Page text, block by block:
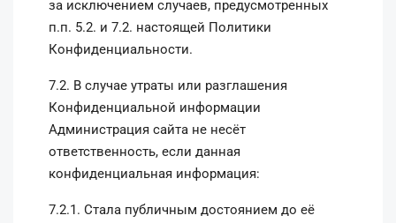
за исключением случаев, предусмотренных
п.п. 5.2. и 7.2. настоящей Политики
Конфиденциальности.
7.2. В случае утраты или разглашения
Конфиденциальной информации
Администрация сайта не несёт
ответственность, если данная
конфиденциальная информация:
7.2.1. Стала публичным достоянием до её